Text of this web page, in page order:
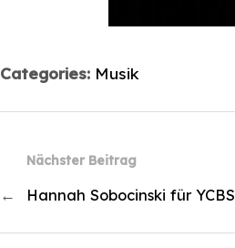
Categories: Musik
Nächster Beitrag
← Hannah Sobocinski für YCBS